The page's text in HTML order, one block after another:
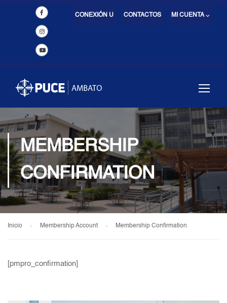
MI CUENTA ⌵
CONTACTOS
CONEXIÓN U
MEMBERSHIP
CONFIRMATION
Inicio Membership Account Membership Confirmation
[pmpro_confirmation]